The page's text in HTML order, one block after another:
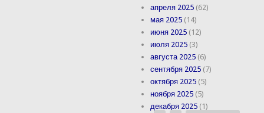
апреля 2025 (62)
мая 2025 (14)
июня 2025 (12)
июля 2025 (3)
августа 2025 (6)
сентября 2025 (7)
октября 2025 (5)
ноября 2025 (5)
декабря 2025 (1)